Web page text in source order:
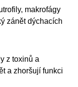
makrofágy
zánět dýchacích
z toxinů a
a zhoršují funkci